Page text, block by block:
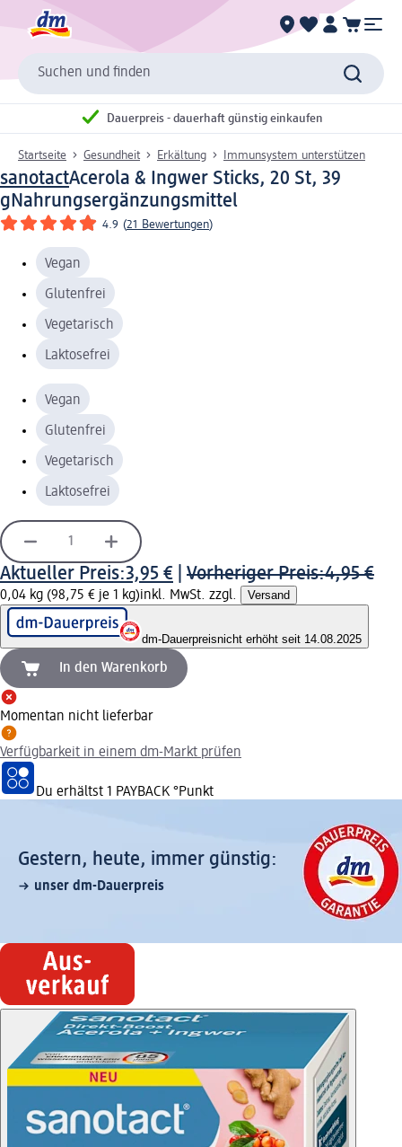
Suchen und finden
Dauerpreis - dauerhaft günstig einkaufen
Startseite Gesundheit Erkältung Immunsystem unterstützen
sanotactAcerola & Ingwer Sticks, 20 St, 39
gNahrungsergänzungsmittel
4.9 (21 Bewertungen)
Vegan
Glutenfrei
Vegetarisch
Laktosefrei
Vegan
Glutenfrei
Vegetarisch
Laktosefrei
Aktueller Preis:3,95 € Vorheriger Preis:4,95 €
0,04 kg (98,75 € je 1 kg)inkl. MwSt. zzgl. Versand
dm-Dauerpreisnicht erhöht seit 14.08.2025
In den Warenkorb
Momentan nicht lieferbar
Verfügbarkeit in einem dm-Markt prüfen
Du erhältst 1 PAYBACK °Punkt
Gestern, heute, immer günstig:
unser dm-Dauerpreis